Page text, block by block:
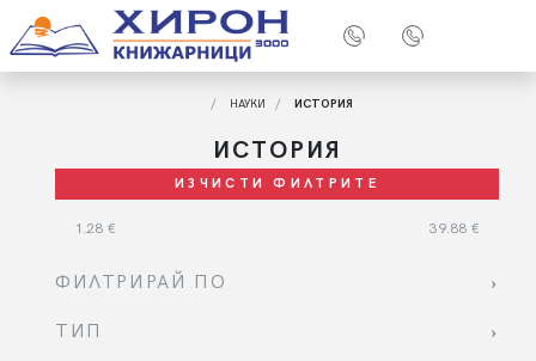
НАУКИ ИСТОРИЯ
ИСТОРИЯ
ИЗЧИСТИ ФИЛТРИТЕ
1.28 € 39.88 €
ФИЛТРИРАЙ ПО
ТИП